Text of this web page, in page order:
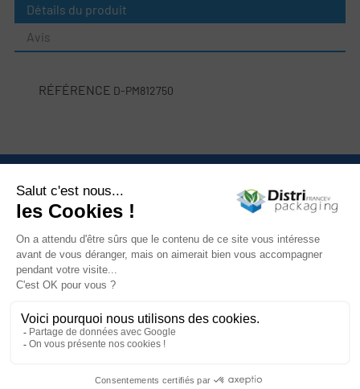
Détails du produit
Avis
RÉFÉRENCE D-PM812750
Catégories 
Mon compte
Informations
Newsletter